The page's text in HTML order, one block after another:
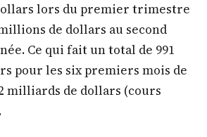
lors du premier trimestre
de dollars au second
Ce qui fait un total de 991
pour les six premiers mois de
milliards de dollars (cours